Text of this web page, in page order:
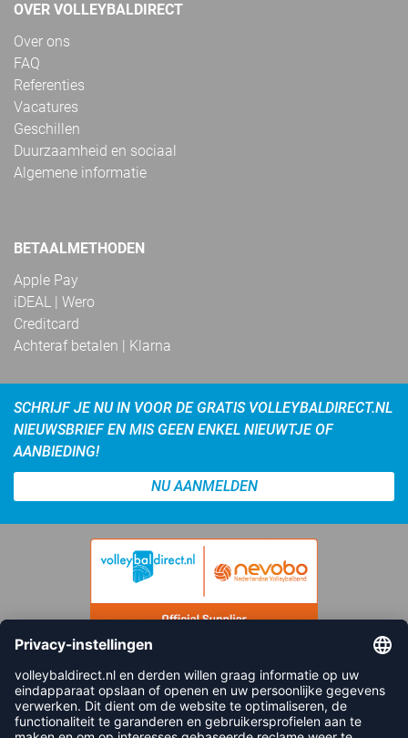
OVER VOLLEYBALDIRECT
Over ons
FAQ
Referenties
Vacatures
Geschillen
Duurzaamheid en sociaal
Algemene informatie
BETAALMETHODEN
Apple Pay
iDEAL | Wero
Creditcard
Achteraf betalen | Klarna
SCHRIJF JE NU IN VOOR DE GRATIS VOLLEYBALDIRECT.NL
NIEUWSBRIEF EN MIS GEEN ENKEL NIEUWTJE OF
AANBIEDING!
NU AANMELDEN